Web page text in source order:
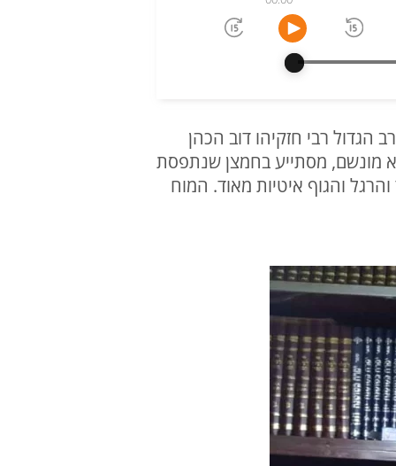
הגדול רבי חזקיהו דוב הכהן
מונשם, מסתייע בחמצן שנתפסת
והגוף איטיות מאוד. המוח